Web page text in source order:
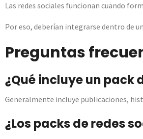
Las redes sociales funcionan cuando
Por eso, deberían integrarse dentro de un
Preguntas
¿Qué incluye un pack
Generalmente incluye publicaciones,
¿Los packs de redes